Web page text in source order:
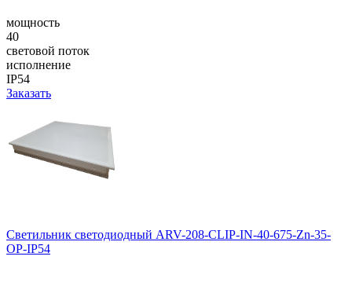
мощность
40
световой поток
исполнение
IP54
Заказать
Светильник светодиодный ARV-208-CLIP-IN-40-675-Zn-35-
OP-IP54